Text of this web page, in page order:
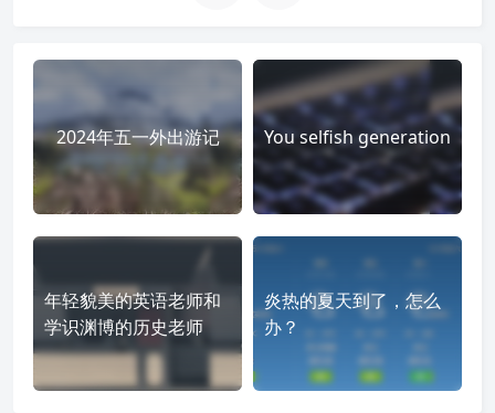
2024年五一外出游记 You selfish generation
年轻貌美的英语老师和
学识渊博的历史老师
炎热的夏天到了，怎么
办？